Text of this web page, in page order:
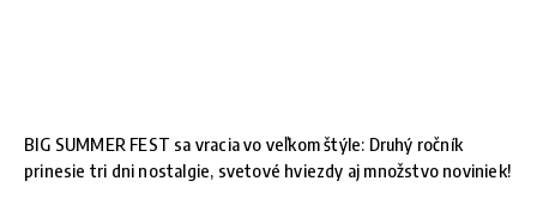
BIG SUMMER FEST sa vracia vo veľkom štýle: Druhý ročník
prinesie tri dni nostalgie, svetové hviezdy aj množstvo noviniek!